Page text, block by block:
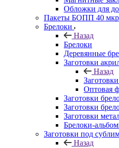
Обложки для
Пакеты БОПП 40 мкр
Брелоки
Назад
Брелоки
Деревянные
Заготовки
Назад
Оптовая
Заготовки
Заготовки
Заготовки
Брелоки-
Заготовки под
Назад